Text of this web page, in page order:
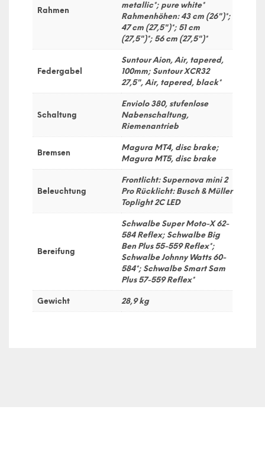
Rahmen
metallic*; pure white*
Rahmenhöhen: 43 cm (26")*;
47 cm (27,5")*; 51 cm
(27,5")*; 56 cm (27,5")*
Federgabel
Suntour Aion, Air, tapered,
100mm; Suntour XCR32
27,5", Air, tapered, black*
Schaltung
Enviolo 380, stufenlose
Nabenschaltung,
Riemenantrieb
Bremsen
Magura MT4, disc brake;
Magura MT5, disc brake
Beleuchtung
Frontlicht: Supernova mini 2
Pro Rücklicht: Busch & Müller
Toplight 2C LED
Bereifung
Schwalbe Super Moto-X 62-
584 Reflex; Schwalbe Big
Ben Plus 55-559 Reflex*;
Schwalbe Johnny Watts 60-
584*; Schwalbe Smart Sam
Plus 57-559 Reflex*
Gewicht 28,9 kg